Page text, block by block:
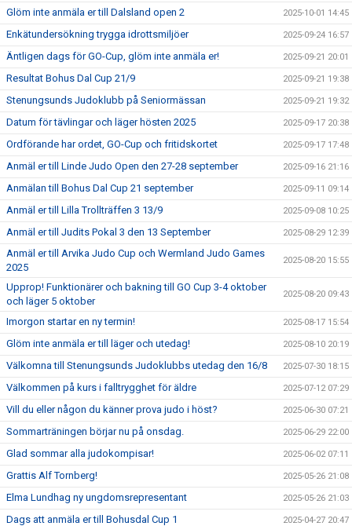
Glöm inte anmäla er till Dalsland open 2 2025-10-01 14:45
Enkätundersökning trygga idrottsmiljöer 2025-09-24 16:57
Äntligen dags för GO-Cup, glöm inte anmäla er! 2025-09-21 20:01
Resultat Bohus Dal Cup 21/9 2025-09-21 19:38
Stenungsunds Judoklubb på Seniormässan 2025-09-21 19:32
Datum för tävlingar och läger hösten 2025 2025-09-17 20:38
Ordförande har ordet, GO-Cup och fritidskortet 2025-09-17 17:48
Anmäl er till Linde Judo Open den 27-28 september 2025-09-16 21:16
Anmälan till Bohus Dal Cup 21 september 2025-09-11 09:14
Anmäl er till Lilla Trollträffen 3 13/9 2025-09-08 10:25
Anmäl er till Judits Pokal 3 den 13 September 2025-08-29 12:39
Anmäl er till Arvika Judo Cup och Wermland Judo Games
2025
2025-08-20 15:55
Upprop! Funktionärer och bakning till GO Cup 3-4 oktober
och läger 5 oktober
2025-08-20 09:43
Imorgon startar en ny termin! 2025-08-17 15:54
Glöm inte anmäla er till läger och utedag! 2025-08-10 20:19
Välkomna till Stenungsunds Judoklubbs utedag den 16/8 2025-07-30 18:15
Välkommen på kurs i falltrygghet för äldre 2025-07-12 07:29
Vill du eller någon du känner prova judo i höst? 2025-06-30 07:21
Sommarträningen börjar nu på onsdag. 2025-06-29 22:00
Glad sommar alla judokompisar! 2025-06-02 07:11
Grattis Alf Tornberg! 2025-05-26 21:08
Elma Lundhag ny ungdomsrepresentant 2025-05-26 21:03
Dags att anmäla er till Bohusdal Cup 1 2025-04-27 20:47